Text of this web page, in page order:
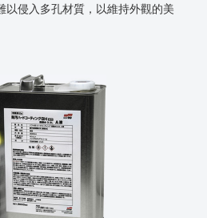
以侵入多孔材質，以維持外觀的美